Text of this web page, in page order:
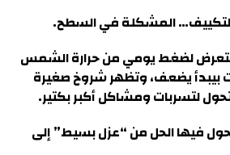
المشكلة في السطح.
لضغط يومي من حرارة الشمس
بيبدأ يضعف، وتظهر شروخ صغيرة
لتسربات ومشاكل أكبر بكتير.
فيها الحل من “عزل بسيط” إلى